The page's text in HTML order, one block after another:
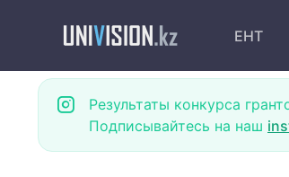
ЕНТ
Результаты конкурса
Подписывайтесь на наш